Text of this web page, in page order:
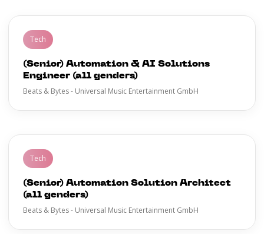
Tech
(Senior) Automation & AI Solutions
Engineer (all genders)
Beats & Bytes - Universal Music Entertainment GmbH
Tech
(Senior) Automation Solution Architect
(all genders)
Beats & Bytes - Universal Music Entertainment GmbH